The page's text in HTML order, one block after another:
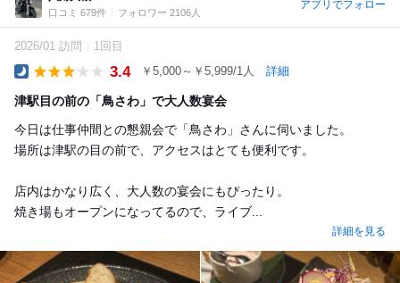
口コミ 679件 フォロワー 2106人
アプリでフォロー
2026/01 訪問 1回目
3.4 ￥5,000～￥5,999/1人 詳細
津駅目の前の「鳥さわ」で大人数宴会
今日は仕事仲間との懇親会で「鳥さわ」さんに伺いました。
場所は津駅の目の前で、アクセスはとても便利です。
店内はかなり広く、大人数の宴会にもぴったり。
焼き場もオープンになってるので、ライブ...
詳細を見る